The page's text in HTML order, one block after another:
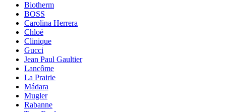
Biotherm
BOSS
Carolina Herrera
Chloé
Clinique
Gucci
Jean Paul Gaultier
Lancôme
La Prairie
Mádara
Mugler
Rabanne